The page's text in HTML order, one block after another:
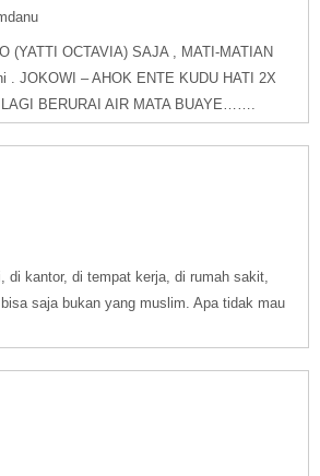
(YATTI OCTAVIA) SAJA , MATI-MATIAN
. JOKOWI – AHOK ENTE KUDU HATI 2X
BERURAI AIR MATA BUAYE…….
di kantor, di tempat kerja, di rumah sakit,
saja bukan yang muslim. Apa tidak mau